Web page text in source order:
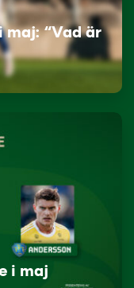
“Vad är
i maj